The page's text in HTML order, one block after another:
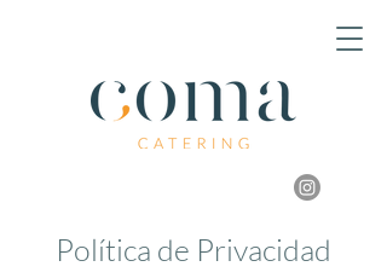
Política de Privacidad